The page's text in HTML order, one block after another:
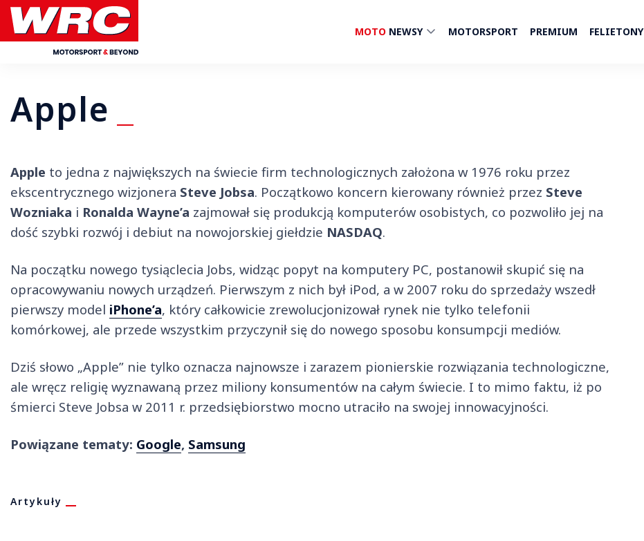
MOTO NEWSY MOTORSPORT PREMIUM FELIETONY
Apple
Apple to jedna z największych na świecie firm technologicznych założona w 1976 roku przez
ekscentrycznego wizjonera Steve Jobsa. Początkowo koncern kierowany również przez Steve
Wozniaka i Ronalda Wayne’a zajmował się produkcją komputerów osobistych, co pozwoliło jej na
dość szybki rozwój i debiut na nowojorskiej giełdzie NASDAQ.
Na początku nowego tysiąclecia Jobs, widząc popyt na komputery PC, postanowił skupić się na
opracowywaniu nowych urządzeń. Pierwszym z nich był iPod, a w 2007 roku do sprzedaży wszedł
pierwszy model iPhone’a, który całkowicie zrewolucjonizował rynek nie tylko telefonii
komórkowej, ale przede wszystkim przyczynił się do nowego sposobu konsumpcji mediów.
Dziś słowo „Apple” nie tylko oznacza najnowsze i zarazem pionierskie rozwiązania technologiczne,
ale wręcz religię wyznawaną przez miliony konsumentów na całym świecie. I to mimo faktu, iż po
śmierci Steve Jobsa w 2011 r. przedsiębiorstwo mocno utraciło na swojej innowacyjności.
Powiązane tematy: Google, Samsung
Artykuły